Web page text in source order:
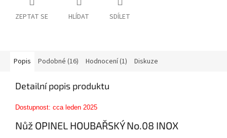
ZEPTAT SE HLÍDAT SDÍLET
Popis Podobné (16) Hodnocení (1) Diskuze
Detailní popis produktu
Dostupnost: cca leden 2025
Nůž OPINEL HOUBAŘSKÝ No.08 INOX